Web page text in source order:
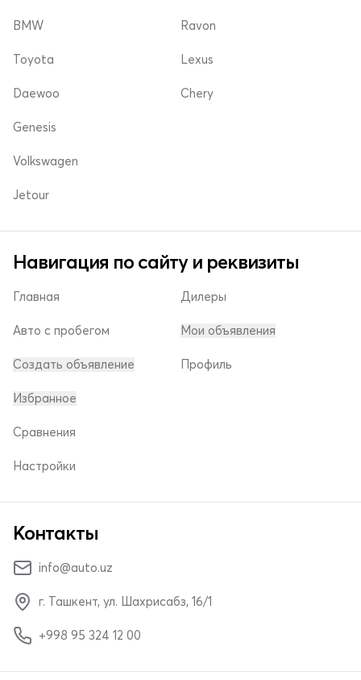
BMW
Toyota
Daewoo
Ravon
Lexus
Chery
Genesis
Volkswagen
Jetour
Навигация по сайту и реквизиты
Главная
Авто с пробегом
Создать объявление
Дилеры
Мои объявления
Профиль
Избранное
Сравнения
Настройки
Контакты
info@auto.uz
г. Ташкент, ул. Шахрисабз, 16/1
+998 95 324 12 00